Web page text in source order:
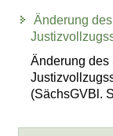
Änderung
Änderung des
(SächsGVBl.